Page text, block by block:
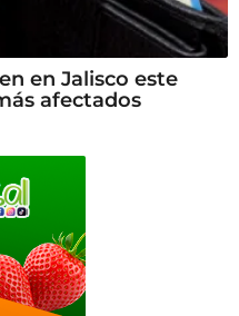
en Jalisco este
afectados